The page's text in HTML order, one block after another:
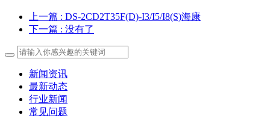
上一篇 : DS-2CD2T35F(D)-I3/I5/I8(S)海康
下一篇 : 没有了
新闻资讯
最新动态
行业新闻
常见问题